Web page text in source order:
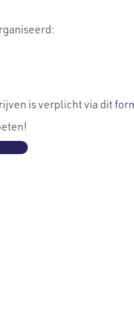
is verplicht via dit